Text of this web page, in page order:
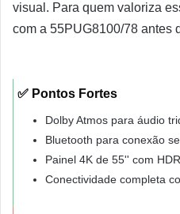
visual. Para quem valoriza
com a 55PUG8100/78 antes
✅ Pontos Fortes
Dolby Atmos para áudio
Bluetooth para conexão
Painel 4K de 55'' com HDR.
Conectividade completa